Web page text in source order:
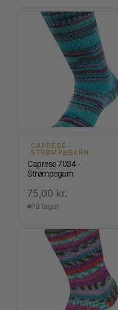
CAPRESE -
STRØMPEGARN
Caprese 7034 -
Strømpegarn
75,00 kr.
På lager